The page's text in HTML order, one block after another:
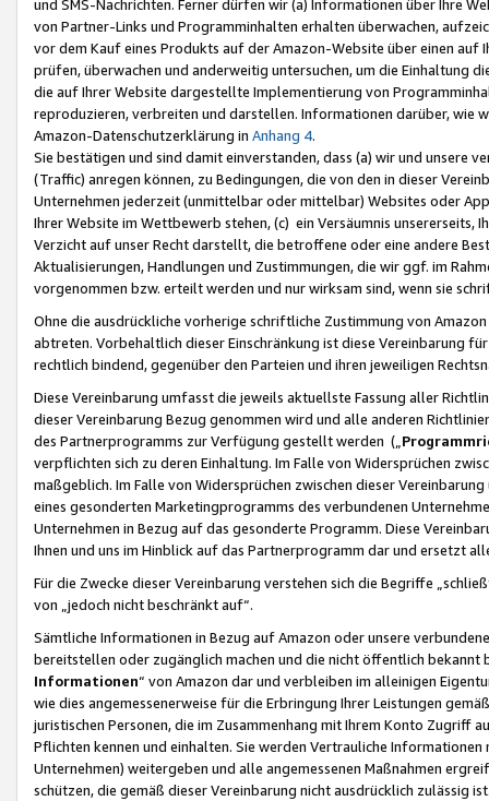
und SMS-Nachrichten. Ferner dürfen wir (a) Informationen über Ihre
von Partner-Links und Programminhalten erhalten überwachen,
vor dem Kauf eines Produkts auf der Amazon-Website über einen
prüfen, überwachen und anderweitig untersuchen, um die Einhaltung
die auf Ihrer Website dargestellte Implementierung von
reproduzieren, verbreiten und darstellen. Informationen darüber, wie
Amazon-Datenschutzerklärung in Anhang 4.
Sie bestätigen und sind damit einverstanden, dass (a) wir und
(Traffic) anregen können, zu Bedingungen, die von den in dieser
Unternehmen jederzeit (unmittelbar oder mittelbar) Websites oder
Ihrer Website im Wettbewerb stehen, (c) ein Versäumnis unsererseits,
Verzicht auf unser Recht darstellt, die betroffene oder eine andere
Aktualisierungen, Handlungen und Zustimmungen, die wir ggf. im
vorgenommen bzw. erteilt werden und nur wirksam sind, wenn sie
Ohne die ausdrückliche vorherige schriftliche Zustimmung von
abtreten. Vorbehaltlich dieser Einschränkung ist diese Vereinbarung
rechtlich bindend, gegenüber den Parteien und ihren jeweiligen
Diese Vereinbarung umfasst die jeweils aktuellste Fassung aller
dieser Vereinbarung Bezug genommen wird und alle anderen
des Partnerprogramms zur Verfügung gestellt werden („
verpflichten sich zu deren Einhaltung. Im Falle von Widersprüchen
maßgeblich. Im Falle von Widersprüchen zwischen dieser
eines gesonderten Marketingprogramms des verbundenen
Unternehmen in Bezug auf das gesonderte Programm. Diese
Ihnen und uns im Hinblick auf das Partnerprogramm dar und ersetzt
Für die Zwecke dieser Vereinbarung verstehen sich die Begriffe
von „jedoch nicht beschränkt auf“.
Sämtliche Informationen in Bezug auf Amazon oder unsere
bereitstellen oder zugänglich machen und die nicht öffentlich
Informationen“ von Amazon dar und verbleiben im alleinigen
wie dies angemessenerweise für die Erbringung Ihrer Leistungen
juristischen Personen, die im Zusammenhang mit Ihrem Konto
Pflichten kennen und einhalten. Sie werden Vertrauliche
Unternehmen) weitergeben und alle angemessenen Maßnahmen
schützen, die gemäß dieser Vereinbarung nicht ausdrücklich zulässig